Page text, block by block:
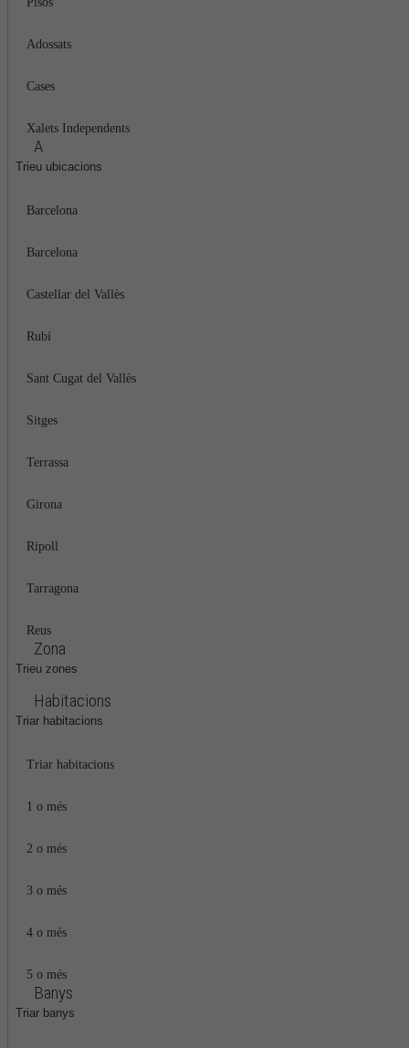
Adossats
Cases
Xalets Independents
A
Trieu ubicacions
Barcelona
Barcelona
Castellar del Vallès
Rubí
Sant Cugat del Vallès
Sitges
Terrassa
Girona
Ripoll
Tarragona
Reus
Zona
Trieu zones
Habitacions
Triar habitacions
Triar habitacions
1 o més
2 o més
3 o més
4 o més
5 o més
Banys
Triar banys